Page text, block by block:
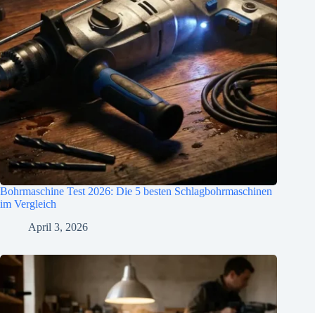
Bohrmaschine Test 2026: Die 5 besten Schlagbohrmaschinen
im Vergleich
April 3, 2026